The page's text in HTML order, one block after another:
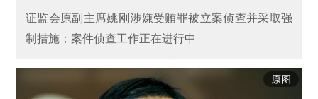
证监会原副主席姚刚涉嫌受贿罪被立案侦查并采取强
制措施；案件侦查工作正在进行中
原图